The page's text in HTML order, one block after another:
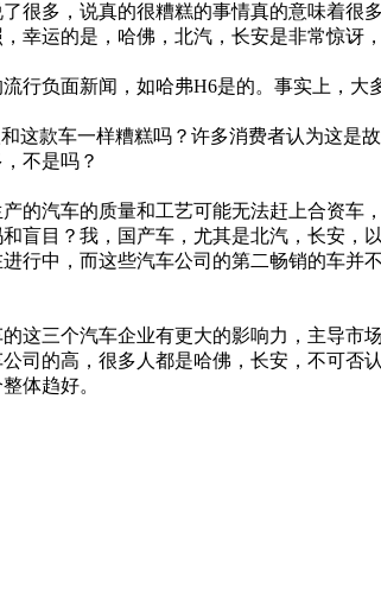
很多，说真的很糟糕的事情真的意味着很
运的是，哈佛，北汽，长安是非常惊讶
负面新闻，如哈弗H6是的。事实上，大
款车一样糟糕吗？许多消费者认为这是
不是吗？
的汽车的质量和工艺可能无法赶上合资车
盲目？我，国产车，尤其是北汽，长安，
行中，而这些汽车公司的第二畅销的车并
这三个汽车企业有更大的影响力，主导市
司的高，很多人都是哈佛，长安，不可否
体趋好。